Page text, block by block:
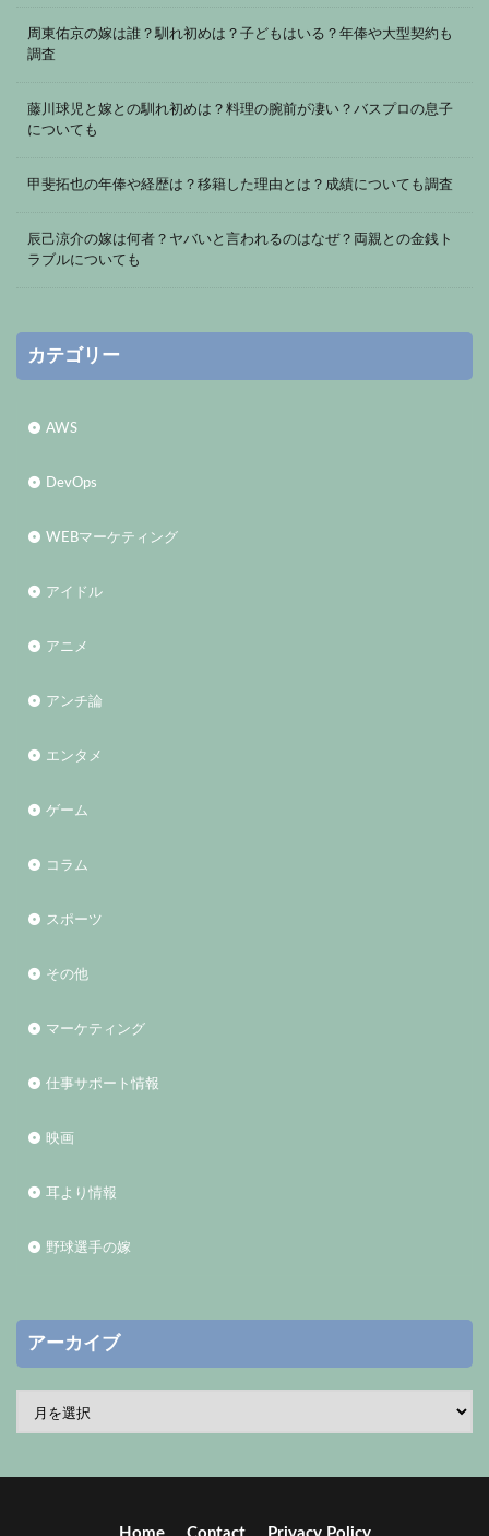
周東佑京の嫁は誰？馴れ初めは？子どもはいる？年俸や大型契約も
調査
藤川球児と嫁との馴れ初めは？料理の腕前が凄い？バスプロの息子
についても
甲斐拓也の年俸や経歴は？移籍した理由とは？成績についても調査
辰己涼介の嫁は何者？ヤバいと言われるのはなぜ？両親との金銭ト
ラブルについても
カテゴリー
AWS
DevOps
WEBマーケティング
アイドル
アニメ
アンチ論
エンタメ
ゲーム
コラム
スポーツ
その他
マーケティング
仕事サポート情報
映画
耳より情報
野球選手の嫁
アーカイブ
Home Contact Privacy Policy